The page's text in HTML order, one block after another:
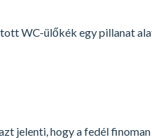
WC-ülőkék egy pillanat
jelenti, hogy a fedél